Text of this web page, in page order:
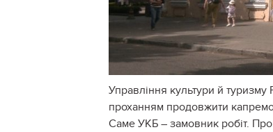
Управління культури й туризму
проханням продовжити
Саме УКБ – замовник робіт. Про